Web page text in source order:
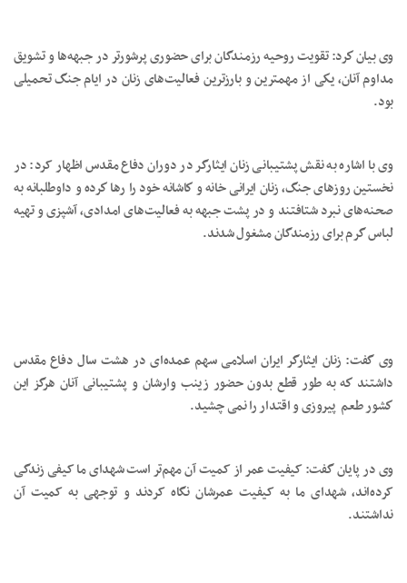
وی بيان كرد: تقويت روحيه رزمندگان برای حضوری پرشورتر در جبهه‏‌ها و تشويق
مداوم آنان، يكی از مهمترين و بارزترين فعاليت‏‌های زنان در ايام جنگ تحميلی
بود.
وی با اشاره به نقش پشتيبانی زنان ايثارگر در دوران دفاع مقدس اظهار کرد: در
نخستين روزهای جنگ، زنان ايرانی خانه و كاشانه خود را رها كرده و داوطلبانه به
صحنه‌های نبرد شتافتند و در پشت جبهه به فعاليت‌های امدادی، آشپزی و تهيه
لباس گرم برای رزمندگان مشغول شدند.
وی گفت: زنان ايثارگر ايران اسلامی سهم عمده‌ای در هشت سال دفاع مقدس
داشتند كه به طور قطع بدون حضور زينب وارشان و پشتيبانی آنان هرگز اين
كشور طعم پيروزی و اقتدار را نمی چشيد.
وی در پایان گفت: کیفیت عمر از کمیت آن مهم‌تر است شهدای ما کیفی زندگی
کرده‌اند، شهدای ما به کیفیت عمرشان نگاه کردند و توجهی به کمیت آن
نداشتند.